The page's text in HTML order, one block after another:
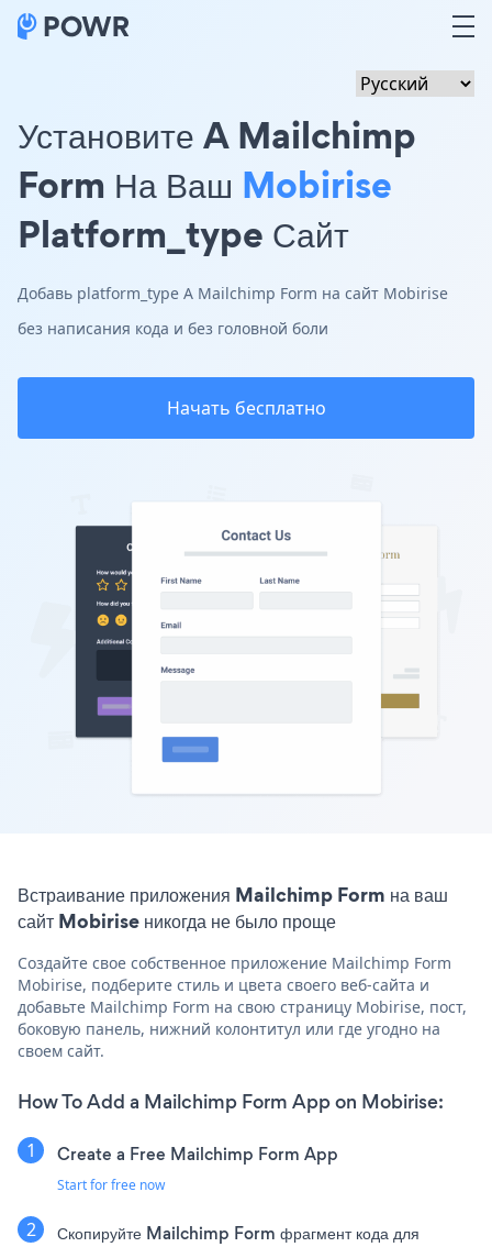
Установите A Mailchimp
Form На Ваш Mobirise
Platform_type Сайт
Добавь platform_type A Mailchimp Form на сайт Mobirise
без написания кода и без головной боли
Начать бесплатно
Встраивание приложения Mailchimp Form на ваш
сайт Mobirise никогда не было проще
Создайте свое собственное приложение Mailchimp Form
Mobirise, подберите стиль и цвета своего веб-сайта и
добавьте Mailchimp Form на свою страницу Mobirise, пост,
боковую панель, нижний колонтитул или где угодно на
своем сайт.
How To Add a Mailchimp Form App on Mobirise:
Create a Free Mailchimp Form App
Start for free now
Скопируйте Mailchimp Form фрагмент кода для